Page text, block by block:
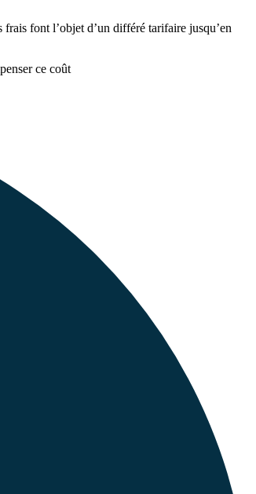
font l’objet d’un différé tarifaire jusqu’en
ce coût